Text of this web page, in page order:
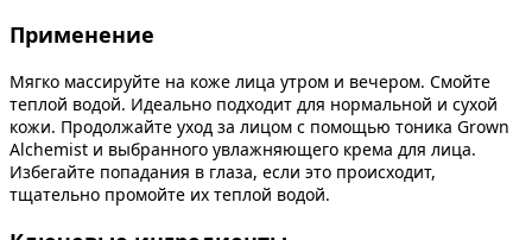
Применение
Мягко массируйте на коже лица утром и вечером. Смойте
теплой водой. Идеально подходит для нормальной и сухой
кожи. Продолжайте уход за лицом с помощью тоника Grown
Alchemist и выбранного увлажняющего крема для лица.
Избегайте попадания в глаза, если это происходит,
тщательно промойте их теплой водой.